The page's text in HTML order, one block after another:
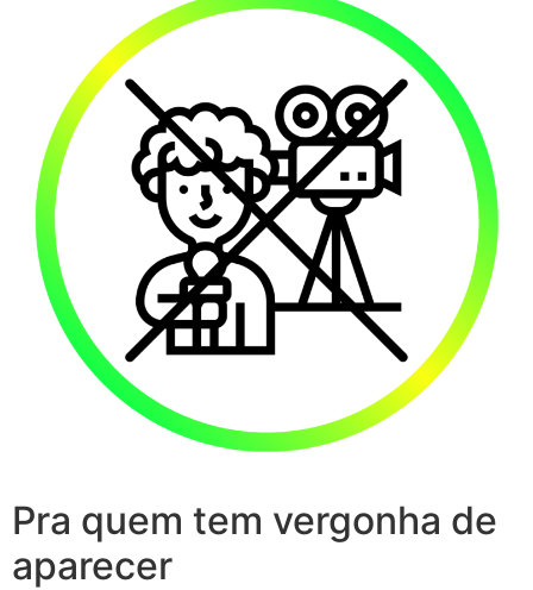
Pra quem tem vergonha de
aparecer